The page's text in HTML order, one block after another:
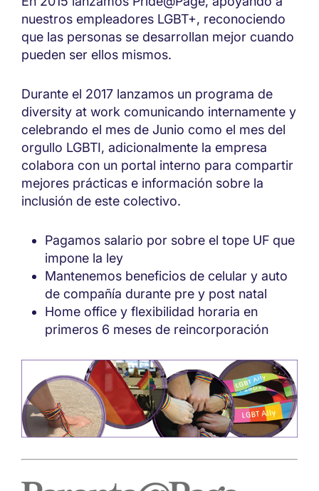
nuestros empleadores LGBT+, reconociendo
que las personas se desarrollan mejor cuando
pueden ser ellos mismos.
Durante el 2017 lanzamos un programa de
diversity at work comunicando internamente y
celebrando el mes de Junio como el mes del
orgullo LGBTI, adicionalmente la empresa
colabora con un portal interno para compartir
mejores prácticas e información sobre la
inclusión de este colectivo.
Pagamos salario por sobre el tope UF que
impone la ley
Mantenemos beneficios de celular y auto
de compañía durante pre y post natal
Home office y flexibilidad horaria en
primeros 6 meses de reincorporación